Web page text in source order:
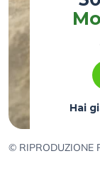
Hai
© RIPRODUZIONE